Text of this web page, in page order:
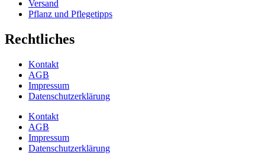
Versand
Pflanz und Pflegetipps
Rechtliches
Kontakt
AGB
Impressum
Datenschutzerklärung
Kontakt
AGB
Impressum
Datenschutzerklärung